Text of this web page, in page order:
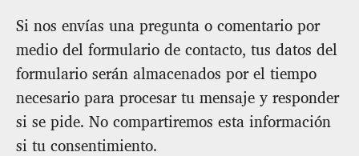
Si nos envías una pregunta o comentario por
medio del formulario de contacto, tus datos del
formulario serán almacenados por el tiempo
necesario para procesar tu mensaje y responder
si se pide. No compartiremos esta información
si tu consentimiento.